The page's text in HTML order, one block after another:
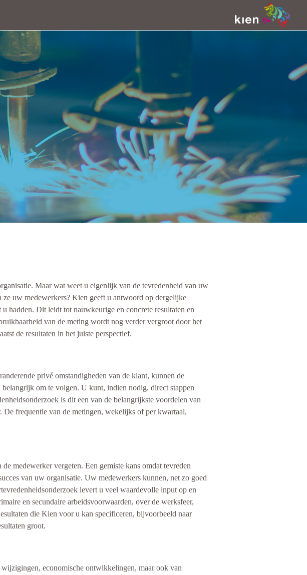
Maar wat weet u eigenlijk van de tevredenheid van uw
uw medewerkers? Kien geeft u antwoord op dergelijke
hadden. Dit leidt tot nauwkeurige en concrete resultaten en
van de meting wordt nog verder vergroot door het
de resultaten in het juiste perspectief.
privé omstandigheden van de klant, kunnen de
om te volgen. U kunt, indien nodig, direct stappen
is dit een van de belangrijkste voordelen van
De frequentie van de metingen, wekelijks of per kwartaal,
medewerker vergeten. Een gemiste kans omdat tevreden
van uw organisatie. Uw medewerkers kunnen, net zo goed
levert u veel waardevolle input op en
en secundaire arbeidsvoorwaarden, over de werksfeer,
die Kien voor u kan specificeren, bijvoorbeeld naar
groot.
economische ontwikkelingen, maar ook van